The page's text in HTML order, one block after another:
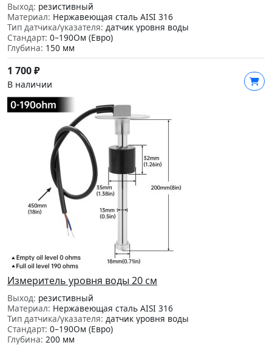
Выход: резистивный
Материал: Нержавеющая сталь AISI 316
Тип датчика/указателя: датчик уровня воды
Стандарт: 0–190Ом (Евро)
Глубина: 150 мм
1 700₽
В наличии
Измеритель уровня воды 20 см
Выход: резистивный
Материал: Нержавеющая сталь AISI 316
Тип датчика/указателя: датчик уровня воды
Стандарт: 0–190Ом (Евро)
Глубина: 200 мм